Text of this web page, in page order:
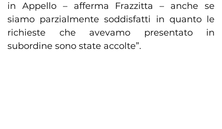
in Appello – afferma Frazzitta – anche se
siamo parzialmente soddisfatti in quanto le
richieste che avevamo presentato in
subordine sono state accolte”.